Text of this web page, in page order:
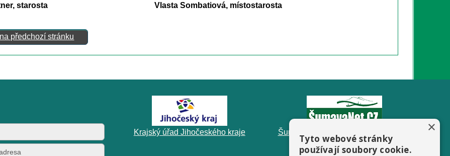
starosta Vlasta Sombatiová, místostarosta
předchozí stránku
Krajský úřad Jihočeského kraje ŠumavaNet.CZ - informace o regionu ×
Tyto webové stránky
používají soubory cookie.